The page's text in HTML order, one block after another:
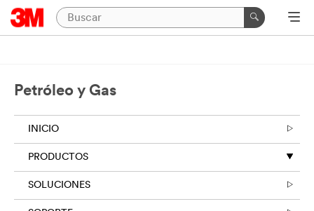
Petróleo y Gas
INICIO
PRODUCTOS
SOLUCIONES